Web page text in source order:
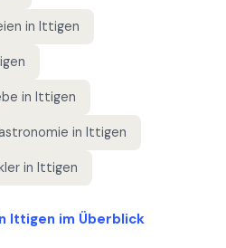
in Ittigen
in Ittigen
in Ittigen
in Ittigen
Ittigen im Überblick